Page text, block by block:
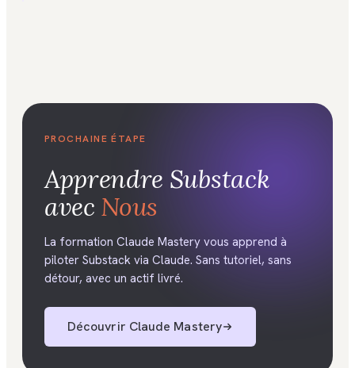
PROCHAINE ÉTAPE
Apprendre Substack
avec Nous
La formation Claude Mastery vous apprend à
piloter Substack via Claude. Sans tutoriel, sans
détour, avec un actif livré.
Découvrir Claude Mastery